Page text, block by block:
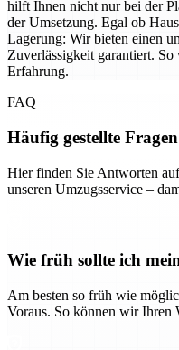
hilft Ihnen nicht nur bei der
der Umsetzung. Egal ob
Lagerung: Wir bieten einen
Zuverlässigkeit garantiert.
Erfahrung.
FAQ
Häufig gestellte Fragen
Hier finden Sie Antworten
unseren Umzugsservice –
Wie früh sollte ich
Am besten so früh wie
Voraus. So können wir Ihren